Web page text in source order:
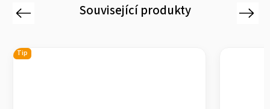
Související produkty
Previous
Tip
Next